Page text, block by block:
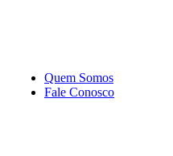
Quem Somos
Fale Conosco